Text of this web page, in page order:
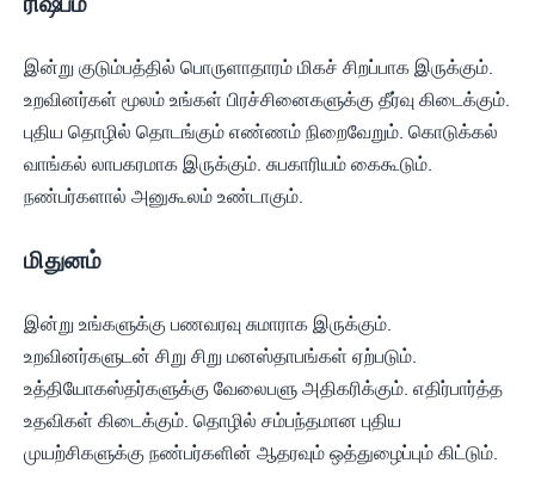
இன்று குடும்பத்தில் பொருளாதாரம் மிகச் சிறப்பாக இருக்கும்.
உறவினர்கள் மூலம் உங்கள் பிரச்சினைகளுக்கு தீர்வு கிடைக்கும்.
புதிய தொழில் தொடங்கும் எண்ணம் நிறைவேறும். கொடுக்கல்
வாங்கல் லாபகரமாக இருக்கும். சுபகாரியம் கைகூடும்.
நண்பர்களால் அனுகூலம் உண்டாகும்.
மிதுனம்
இன்று உங்களுக்கு பணவரவு சுமாராக இருக்கும்.
உறவினர்களுடன் சிறு சிறு மனஸ்தாபங்கள் ஏற்படும்.
உத்தியோகஸ்தர்களுக்கு வேலைபளு அதிகரிக்கும். எதிர்பார்த்த
உதவிகள் கிடைக்கும். தொழில் சம்பந்தமான புதிய
முயற்சிகளுக்கு நண்பர்களின் ஆதரவும் ஒத்துழைப்பும் கிட்டும்.